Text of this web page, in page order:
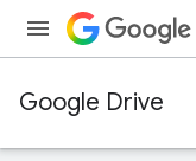
Google Drive